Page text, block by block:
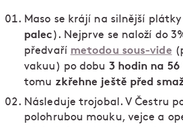
Maso se krájí na silnější
palec). Nejprve se naloží do
předvaří metodou sous-vide
vakuu) po dobu 3 hodin na 56
tomu zkřehne ještě před
Následuje trojobal. V Čestru
polohrubou mouku, vejce a